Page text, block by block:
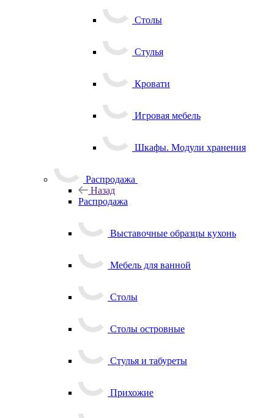
Столы
Стулья
Кровати
Игровая мебель
Шкафы. Модули хранения
Распродажа
Назад
Распродажа
Выставочные образцы кухонь
Мебель для ванной
Столы
Столы островные
Стулья и табуреты
Прихожие